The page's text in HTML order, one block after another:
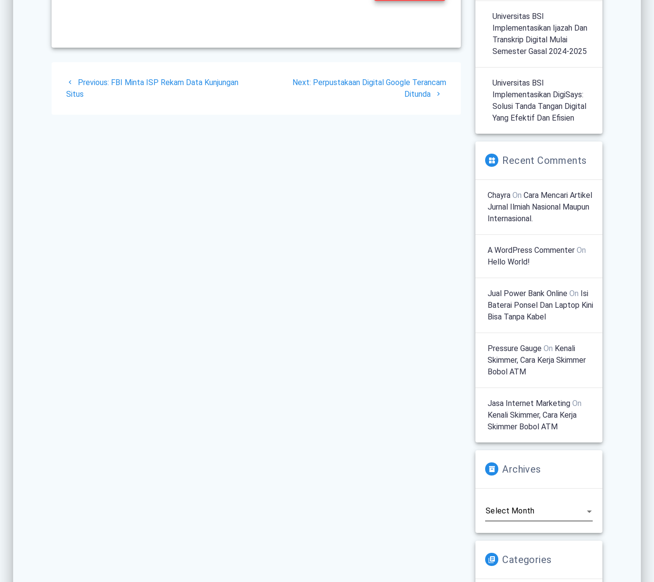
Post
navigation
Previous: Previous
FBI Minta ISP Rekam Data Kunjungan
Situs
Next: Next
Perpustakaan Digital Google Terancam
Ditunda
Universitas BSI
Implementasikan Ijazah Dan
Transkrip Digital Mulai
Semester Gasal 2024-2025
Universitas BSI
Implementasikan DigiSays:
Solusi Tanda Tangan Digital
Yang Efektif Dan Efisien
Recent Comments
Chayra OnCara Mencari Artikel
Jurnal Ilmiah Nasional Maupun
Internasional.
A WordPress Commenter On
Hello World!
Jual Power Bank Online On Isi
Baterai Ponsel Dan Laptop Kini
Bisa Tanpa Kabel
Pressure Gauge On Kenali
Skimmer, Cara Kerja Skimmer
Bobol ATM
Jasa Internet Marketing On
Kenali Skimmer, Cara Kerja
Skimmer Bobol ATM
Archives
Categories